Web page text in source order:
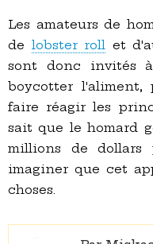
Les amateurs de
de lobster roll et
sont donc invités
boycotter l'aliment,
faire réagir les
sait que le homard
millions de
imaginer que cet
choses.